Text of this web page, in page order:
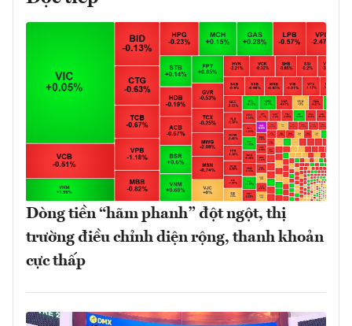
Dòng tiền “hãm phanh” đột ngột, thị
trường điều chỉnh diện rộng, thanh khoản
cực thấp